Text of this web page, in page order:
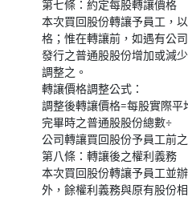
第七條：約定每股轉讓價格
本次買回股份轉讓予員工，
格；惟在轉讓前，如遇有公
發行之普通股股份增加或減
調整之。
轉讓價格調整公式：
調整後轉讓價格=每股實際平
完畢時之普通股股份總數÷
公司轉讓買回股份予員工前
第八條：轉讓後之權利義務
本次買回股份轉讓予員工並
外，餘權利義務與原有股份相